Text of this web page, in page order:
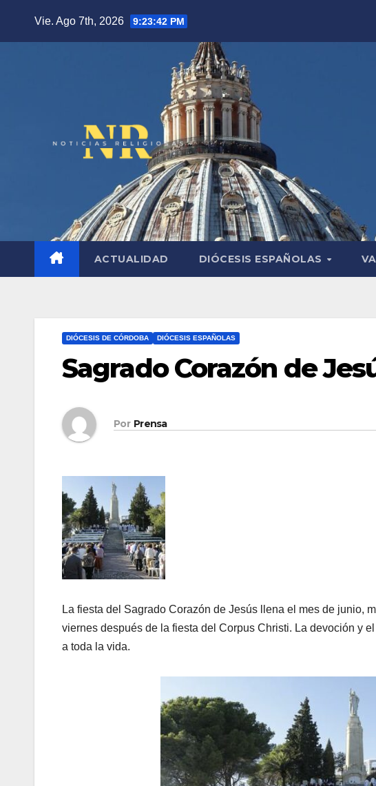
Vie. Ago 7th, 2026 9:23:43 PM
ACTUALIDAD DIÓCESIS ESPAÑOLAS
DIÓCESIS DE CÓRDOBA DIÓCESIS ESPAÑOLAS
Sagrado Corazón de
Por Prensa
La fiesta del Sagrado Corazón de Jesús llena el mes de junio,
viernes después de la fiesta del Corpus Christi. La devoción y
a toda la vida.